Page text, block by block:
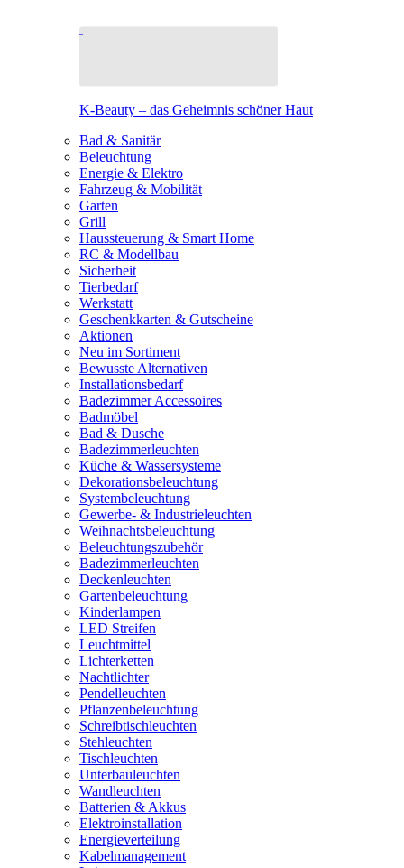
K-Beauty – das Geheimnis schöner Haut
Bad & Sanitär
Beleuchtung
Energie & Elektro
Fahrzeug & Mobilität
Garten
Grill
Haussteuerung & Smart Home
RC & Modellbau
Sicherheit
Tierbedarf
Werkstatt
Geschenkkarten & Gutscheine
Aktionen
Neu im Sortiment
Bewusste Alternativen
Installationsbedarf
Badezimmer Accessoires
Badmöbel
Bad & Dusche
Badezimmerleuchten
Küche & Wassersysteme
Dekorationsbeleuchtung
Systembeleuchtung
Gewerbe- & Industrieleuchten
Weihnachtsbeleuchtung
Beleuchtungszubehör
Badezimmerleuchten
Deckenleuchten
Gartenbeleuchtung
Kinderlampen
LED Streifen
Leuchtmittel
Lichterketten
Nachtlichter
Pendelleuchten
Pflanzenbeleuchtung
Schreibtischleuchten
Stehleuchten
Tischleuchten
Unterbauleuchten
Wandleuchten
Batterien & Akkus
Elektroinstallation
Energieverteilung
Kabelmanagement